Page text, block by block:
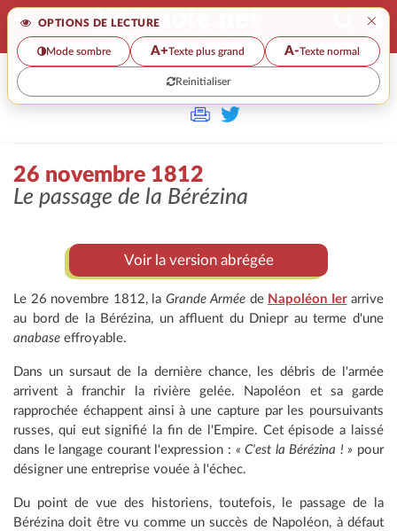
OPTIONS DE LECTURE ×
Mode sombre A+Texte plus grand A-Texte normal
Reinitialiser
>>
26 novembre 1812
Le passage de la Bérézina
Voir la version abrégée
Le 26 novembre 1812, la Grande Armée de Napoléon Ierarrive
au bord de la Bérézina, un affluent du Dniepr au terme d'une
anabase effroyable.
Dans un sursaut de la dernière chance, les débris de l'armée
arrivent à franchir la rivière gelée. Napoléon et sa garde
rapprochée échappent ainsi à une capture par les poursuivants
russes, qui eut signifié la fin de l'Empire. Cet épisode a laissé
dans le langage courant l'expression : « C'est la Bérézina ! » pour
désigner une entreprise vouée à l'échec.
Du point de vue des historiens, toutefois, le passage de la
Bérézina doit être vu comme un succès de Napoléon, à défaut